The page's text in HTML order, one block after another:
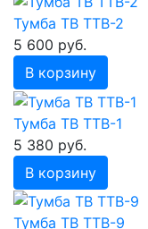
Тумба ТВ ТТВ-2
5 600 руб.
В корзину
Тумба ТВ ТТВ-1
5 380 руб.
В корзину
Тумба ТВ ТТВ-9